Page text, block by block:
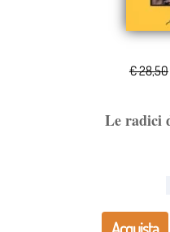
€ 28,50
Le radici